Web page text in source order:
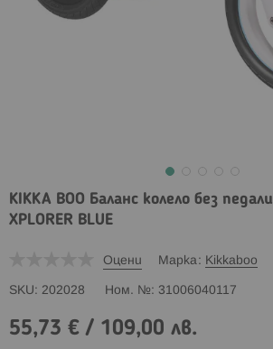
KIKKA BOO Баланс колело без педали
XPLORER BLUE
Оцени Марка Kikkaboo
SKU 202028 Ном. № 31006040117
55,73 € / 109,00 лв.